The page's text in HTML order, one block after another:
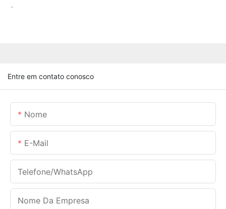
.
Entre em contato conosco
Nome
E-Mail
Telefone/WhatsApp
Nome Da Empresa